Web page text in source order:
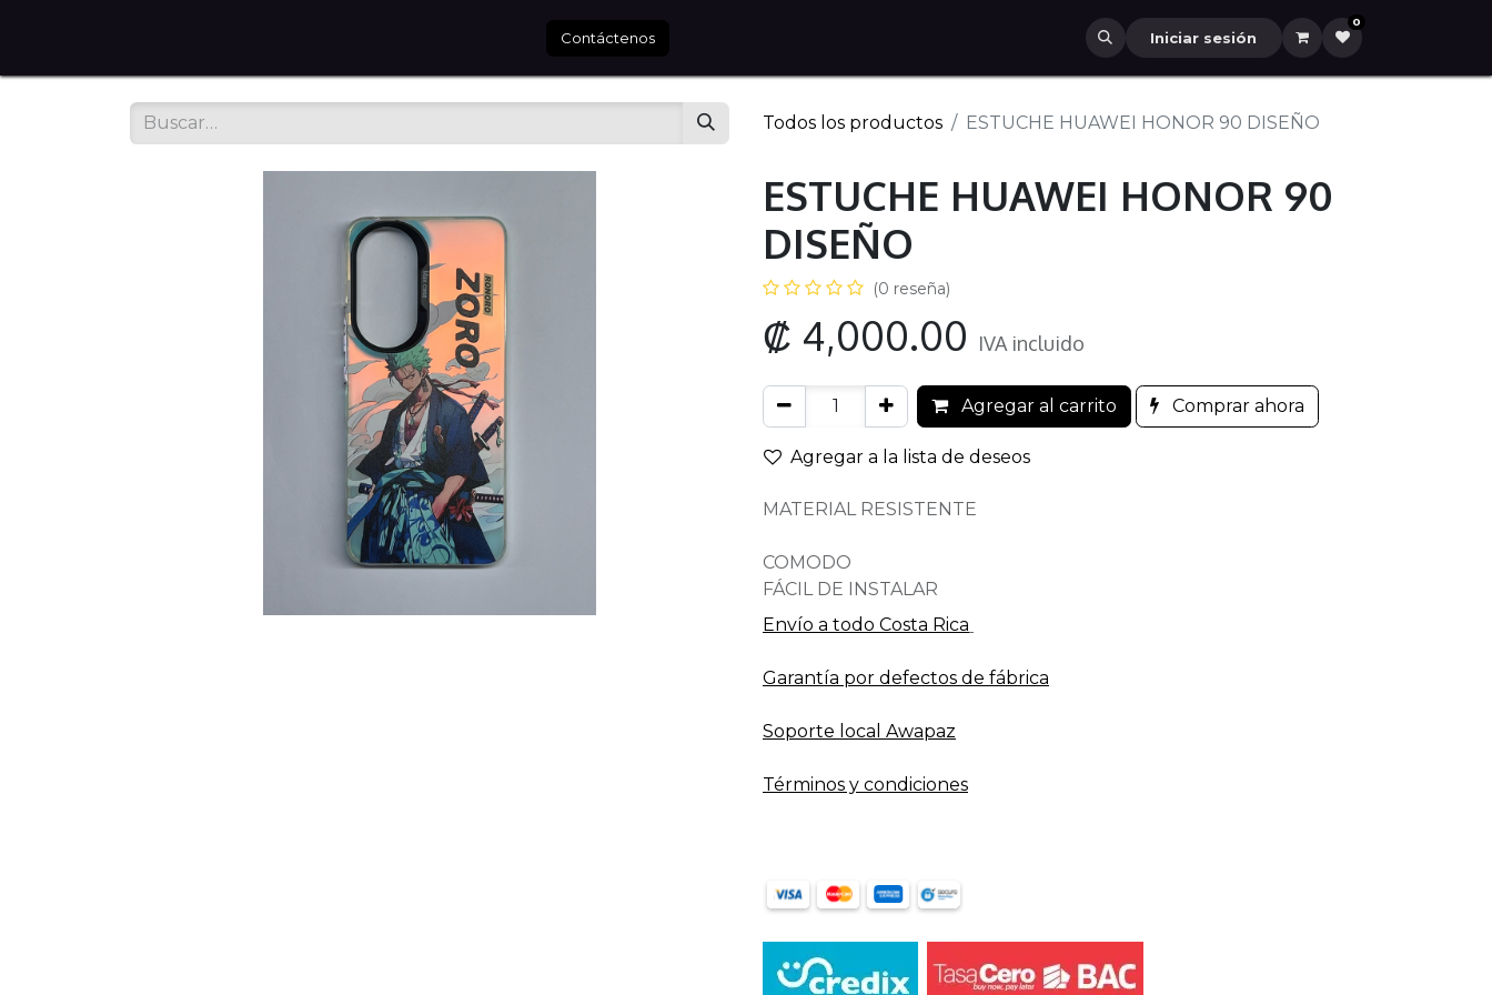
Contáctenos Iniciar sesión
0
Todos los productos ESTUCHE HUAWEI HONOR 90 DISEÑO
ESTUCHE HUAWEI HONOR 90
DISEÑO
(0 reseña)
₡ 4,000.00 IVA incluido
Agregar al carrito Comprar ahora
Agregar a la lista de deseos
MATERIAL RESISTENTE
COMODO
FÁCIL DE INSTALAR
Envío a todo​ Costa Rica
Garantía por defectos de fábrica
Soporte local Awapaz
Términos y condiciones